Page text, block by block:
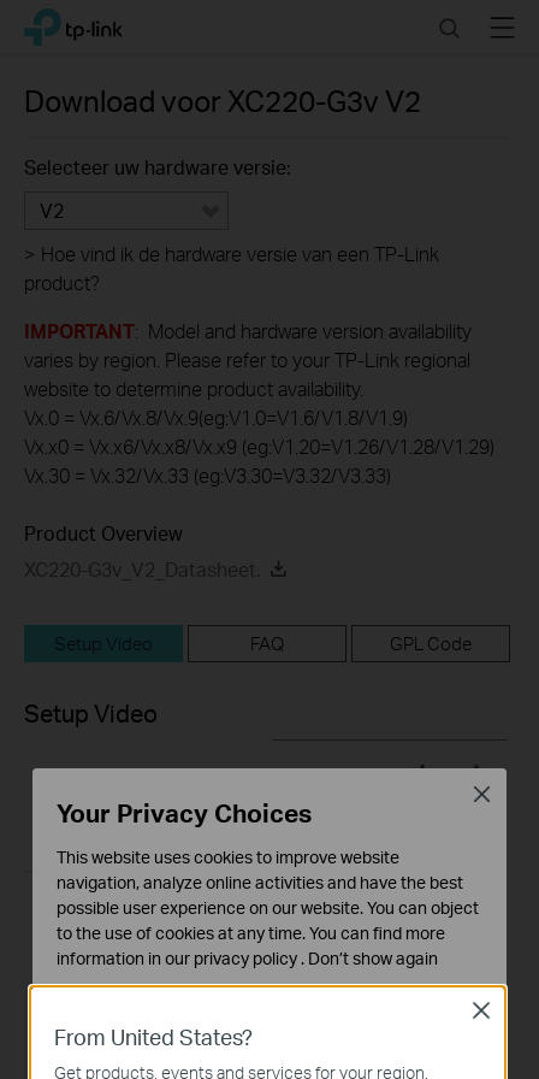
Click
navigation
TP-Link, Reliably Smart SearchMenu
Download voor XC220-G3v V2
Selecteer uw hardware versie:
V2
> Hoe vind ik de hardware versie van een TP-Link
product?
IMPORTANT: Model and hardware version availability
varies by region. Please refer to your TP-Link regional
website to determine product availability.
Vx.0 = Vx.6/Vx.8/Vx.9(eg:V1.0=V1.6/V1.8/V1.9)
Vx.x0 = Vx.x6/Vx.x8/Vx.x9 (eg:V1.20=V1.26/V1.28/V1.29)
Vx.30 = Vx.32/Vx.33 (eg:V3.30=V3.32/V3.33)
Product Overview
XC220-G3v_V2_Datasheet.
Setup Video FAQ GPL Code
Setup Video
How to set up the
TP-Link PON
Terminal (take
example)
How to set up the
TP-Link Wireless
PON Router (take
From United States?
Get products, events and services for your region.
Close
Your Privacy Choices
This website uses cookies to improve website
navigation, analyze online activities and have the best
possible user experience on our website. You can object
to the use of cookies at any time. You can find more
information in our privacy policy . Don’t show again
Deze cookies zijn noodzakelijk voor de werking van de
website en kunnen niet worden uitgeschakeld.
Close